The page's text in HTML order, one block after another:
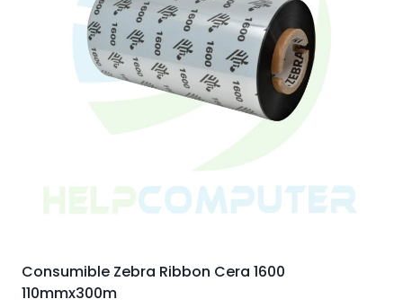
Consumible Zebra Ribbon Cera 1600
110mmx300m